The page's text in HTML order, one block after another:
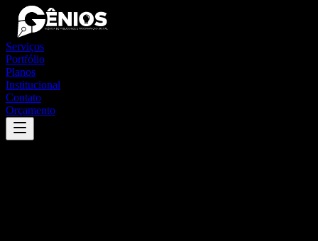
Serviços
Portfólio
Planos
Institucional
Contato
Orçamento